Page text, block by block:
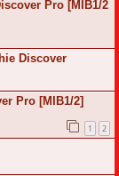
Pro [MIB1/2
Discover
Pro [MIB1/2]
1 2